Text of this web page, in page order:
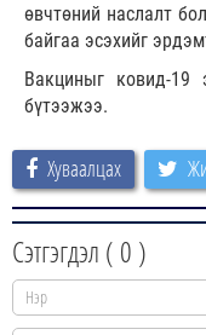
өвчтөний наслалт
байгаа эсэхийг
Вакциныг ковид-
бүтээжээ.
Хуваалцах
Сэтгэгдэл ( 0 )